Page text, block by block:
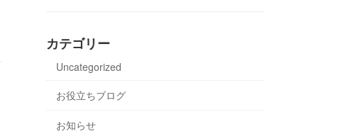
カテゴリー
Uncategorized
お役立ちブログ
お知らせ